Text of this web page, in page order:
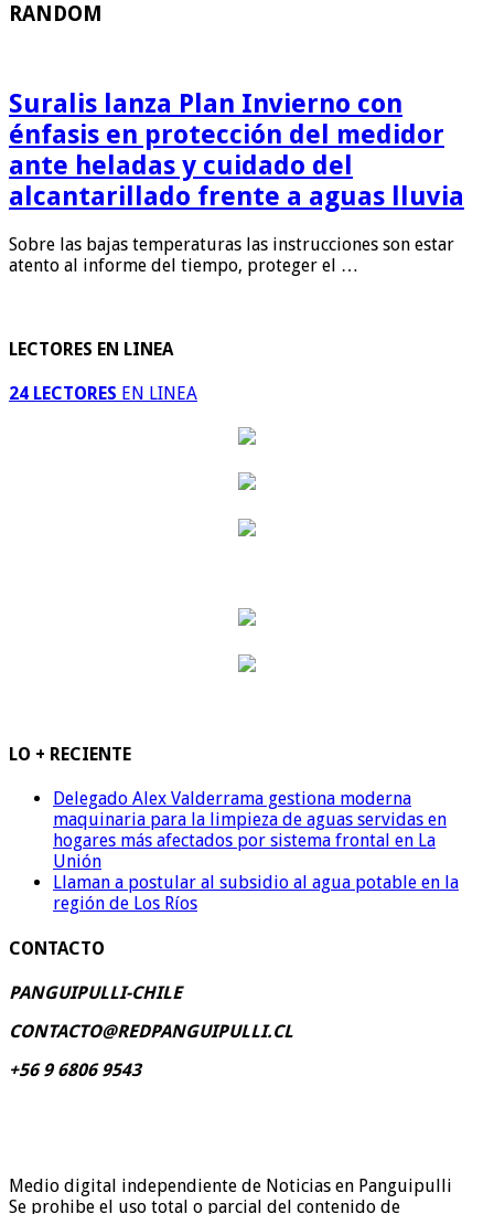
RANDOM
Suralis lanza Plan Invierno con
énfasis en protección del medidor
ante heladas y cuidado del
alcantarillado frente a aguas lluvia
Sobre las bajas temperaturas las instrucciones son estar
atento al informe del tiempo, proteger el …
LECTORES EN LINEA
24 LECTORES EN LINEA
LO + RECIENTE
Delegado Alex Valderrama gestiona moderna
maquinaria para la limpieza de aguas servidas en
hogares más afectados por sistema frontal en La
Unión
Llaman a postular al subsidio al agua potable en la
región de Los Ríos
CONTACTO
PANGUIPULLI-CHILE
CONTACTO@REDPANGUIPULLI.CL
+56 9 6806 9543
Medio digital independiente de Noticias en Panguipulli
Se prohibe el uso total o parcial del contenido de